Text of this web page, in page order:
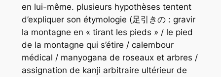
en lui-même. plusieurs hypothèses tentent
d’expliquer son étymologie (足引きの : gravir
la montagne en « tirant les pieds » / le pied
de la montagne qui s’étire / calembour
médical / manyogana de roseaux et arbres /
assignation de kanji arbitraire ultérieur de